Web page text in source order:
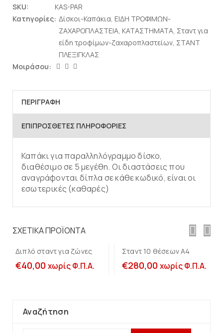
SKU:
KAS-PAR
Κατηγορίες: Δίσκοι-Καπάκια, ΕΙΔΗ ΤΡΟΦΙΜΩΝ-
ΖΑΧΑΡΟΠΛΑΣΤΕΙΑ, ΚΑΤΑΣΤΗΜΑΤΑ, Σταντ για
είδη τροφίμων-ζαχαροπλαστείων, ΣΤΑΝΤ
ΠΛΕΞΙΓΚΛΑΣ
Μοιράσου:
ΠΕΡΙΓΡΑΦΉ
ΕΠΙΠΡΌΣΘΕΤΕΣ ΠΛΗΡΟΦΟΡΊΕΣ
Καπάκι για παραλληλόγραμμο δίσκο,
διαθέσιμο σε 5 μεγέθη. Οι διαστάσεις που
αναγράφονται δίπλα σε κάθε κωδικό, είναι οι
εσωτερικές (καθαρές)
ΣΧΕΤΙΚΆ ΠΡΟΪΌΝΤΑ
καλάθι
Διπλό σταντ για ζώνες
€40,00 χωρίς Φ.Π.Α.
Σταντ 10 θέσεων Α4
€280,00 χωρίς Φ.Π.Α.
Αναζήτηση